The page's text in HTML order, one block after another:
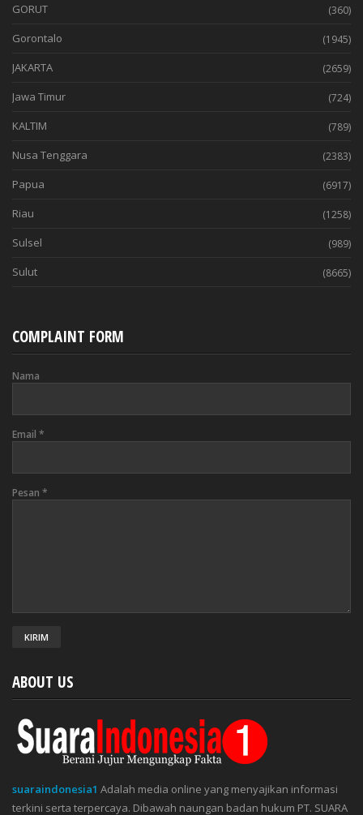
GORUT (360)
Gorontalo (1945)
JAKARTA (2659)
Jawa Timur (724)
KALTIM (789)
Nusa Tenggara (2383)
Papua (6917)
Riau (1258)
Sulsel (989)
Sulut (8665)
COMPLAINT FORM
Nama
Email *
Pesan *
ABOUT US
suaraindonesia1 Adalah media online yang menyajikan informasi
terkini serta terpercaya. Dibawah naungan badan hukum PT. SUARA